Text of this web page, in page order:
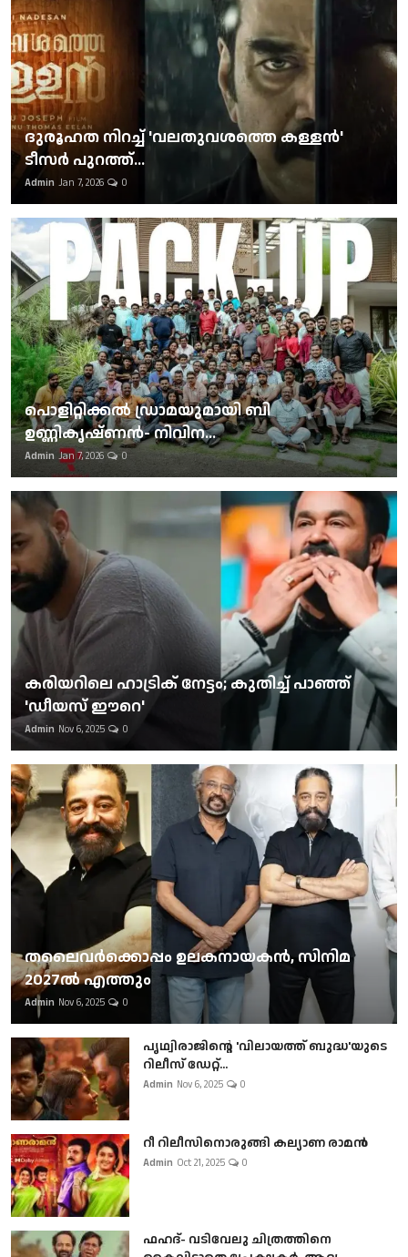
ദുരൂഹത നിറച്ച് 'വലതുവശത്തെ കള്ളന്‍'
ടീസര്‍ പുറത്ത്...
Admin Jan 7, 2026 0
പൊളിറ്റിക്കല്‍ ഡ്രാമയുമായി ബി
ഉണ്ണികൃഷ്ണന്‍- നിവിന...
Admin Jan 7, 2026 0
കരിയറിലെ ഹാട്രിക് നേട്ടം; കുതിച്ച് പാഞ്ഞ്
'ഡീയസ് ഈറെ'
Admin Nov 6, 2025 0
തലൈവര്‍ക്കൊപ്പം ഉലകനായകന്‍, സിനിമ
2027ല്‍ എത്തും
Admin Nov 6, 2025 0
പൃഥ്വിരാജിന്റെ 'വിലായത്ത് ബുദ്ധ'യുടെ
റിലീസ് ഡേറ്റ്...
Admin Nov 6, 2025 0
റീ റിലീസിനൊരുങ്ങി കല്യാണ രാമൻ
Admin Oct 21, 2025 0
ഫഹദ്- വടിവേലു ചിത്രത്തിനെ